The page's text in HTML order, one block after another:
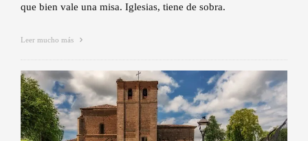
que bien vale una misa. Iglesias, tiene de sobra.
Leer mucho más